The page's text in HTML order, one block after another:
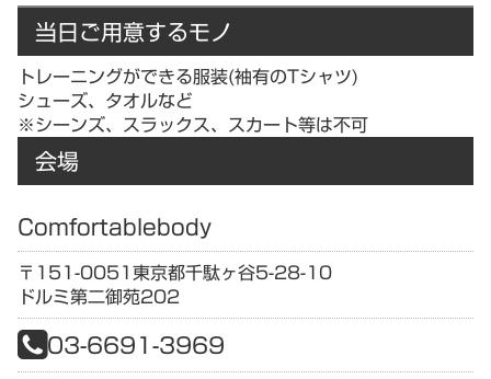
当日ご用意するモノ
トレーニングができる服装(袖有のTシャツ)
シューズ、タオルなど
※シーンズ、スラックス、スカート等は不可
会場
Comfortablebody
〒151-0051東京都千駄ヶ谷5-28-10
ドルミ第二御苑202
03-6691-3969